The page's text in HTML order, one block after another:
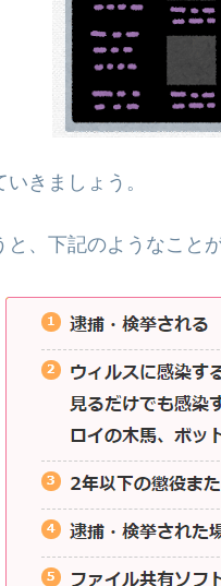
きましょう。
と、下記のようなこと